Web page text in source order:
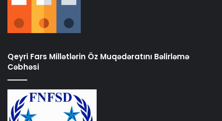
Qeyri Fars Millətlərin Öz Muqədəratını Bəlirləmə
Cəbhəsi